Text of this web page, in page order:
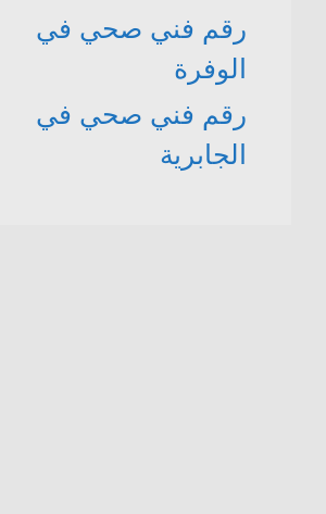
رقم فني صحي في
الوفرة
رقم فني صحي في
الجابرية